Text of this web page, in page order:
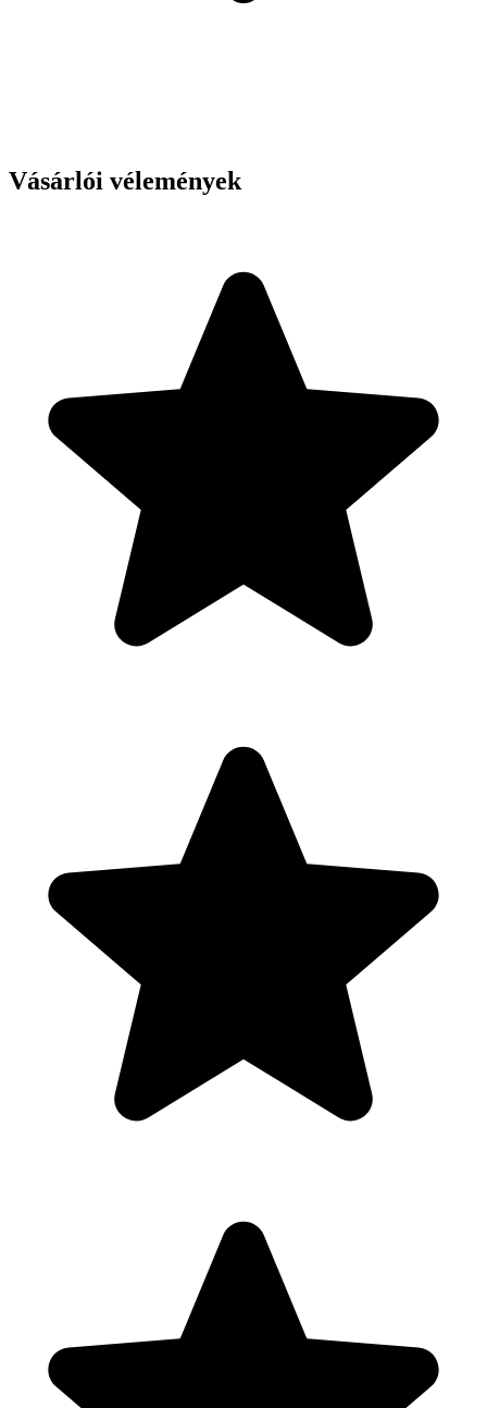
Vásárlói vélemények